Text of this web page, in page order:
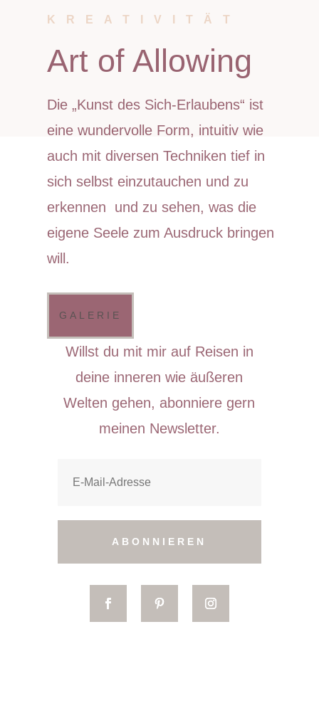
KREATIVITÄT
Art of Allowing
Die „Kunst des Sich-Erlaubens“ ist
eine wundervolle Form, intuitiv wie
auch mit diversen Techniken tief in
sich selbst einzutauchen und zu
erkennen und zu sehen, was die
eigene Seele zum Ausdruck bringen
will.
GALERIE
Willst du mit mir auf Reisen in
deine inneren wie äußeren
Welten gehen, abonniere gern
meinen Newsletter.
ABONNIEREN